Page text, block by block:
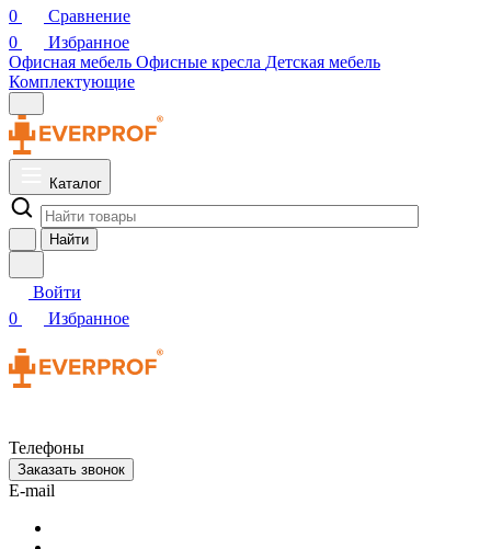
0
Сравнение
0
Избранное
Офисная мебель Офисные кресла Детская мебель
Комплектующие
Каталог
Найти
Войти
0
Избранное
Телефоны
Заказать звонок
E-mail